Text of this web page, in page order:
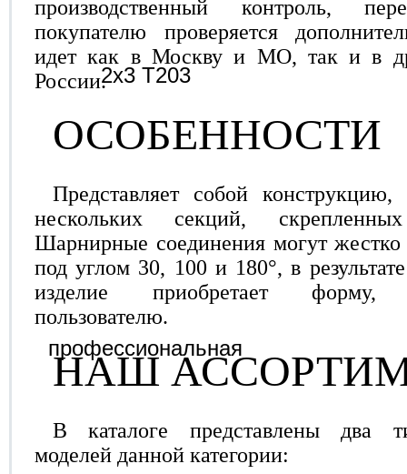
производственный контроль,
покупателю проверяется
идет как в Москву и МО, так и в
России.
ОСОБЕННОСТИ
Представляет собой
нескольких секций,
Шарнирные соединения могут жестко
под углом 30, 100 и 180°, в
изделие приобретает форму,
пользователю.
НАШ
В каталоге представлены два
моделей данной категории: